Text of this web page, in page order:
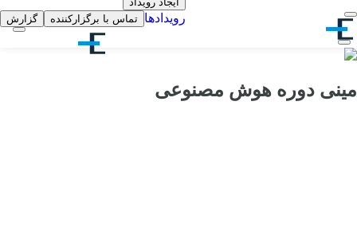
رویدادها تماس با برگزارکننده گزارش
مینی دوره هوش مصنوعی